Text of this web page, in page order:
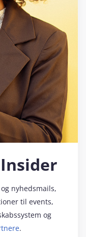
nyhedsmails,
til events,
og
.